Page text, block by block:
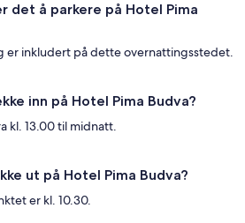
det å parkere på Hotel Pima
er inkludert på dette overnattingsstedet.
inn på Hotel Pima Budva?
kl. 13.00 til midnatt.
ut på Hotel Pima Budva?
er kl. 10.30.